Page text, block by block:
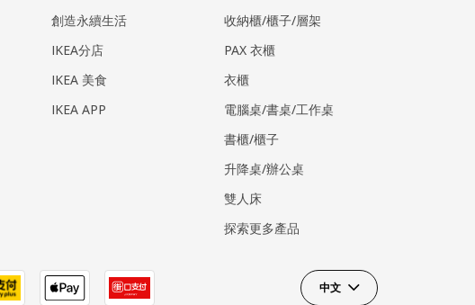
創造永續生活
IKEA分店
IKEA 美食
IKEA APP
收納櫃/櫃子/層架
PAX 衣櫃
衣櫃
電腦桌/書桌/工作桌
書櫃/櫃子
升降桌/辦公桌
雙人床
探索更多產品
中文